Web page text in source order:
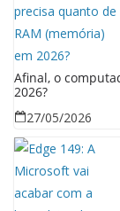
Afinal, o
2026?
27/05/2026